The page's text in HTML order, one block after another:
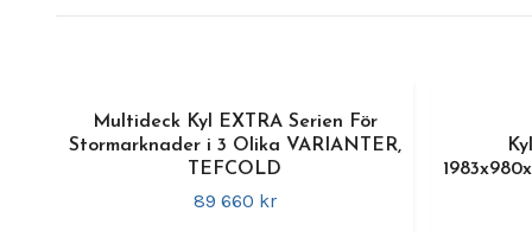
Multideck Kyl EXTRA Serien För
Stormarknader i 3 Olika VARIANTER,
TEFCOLD
89 660 kr